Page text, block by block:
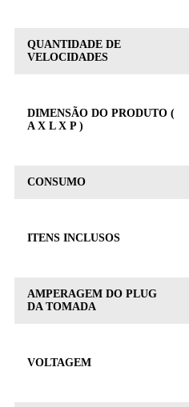
QUANTIDADE DE
VELOCIDADES
DIMENSÃO DO PRODUTO (
A X L X P )
CONSUMO
ITENS INCLUSOS
AMPERAGEM DO PLUG
DA TOMADA
VOLTAGEM